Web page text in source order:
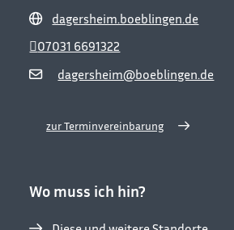
dagersheim.boeblingen.de
dagersheim@boeblingen.de
07031 6691322
zur Terminvereinbarung
Wo muss ich hin?